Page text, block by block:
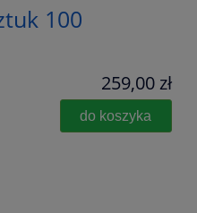
100
259,00 zł
do koszyka